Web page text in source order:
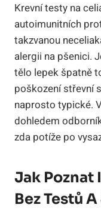
Krevní testy na
autoimunitních
takzvanou
alergii na pšenici.
tělo lepek špatně
poškození střevní
naprosto typické.
dohledem
zda potíže po
Jak Poznat
Bez Testů